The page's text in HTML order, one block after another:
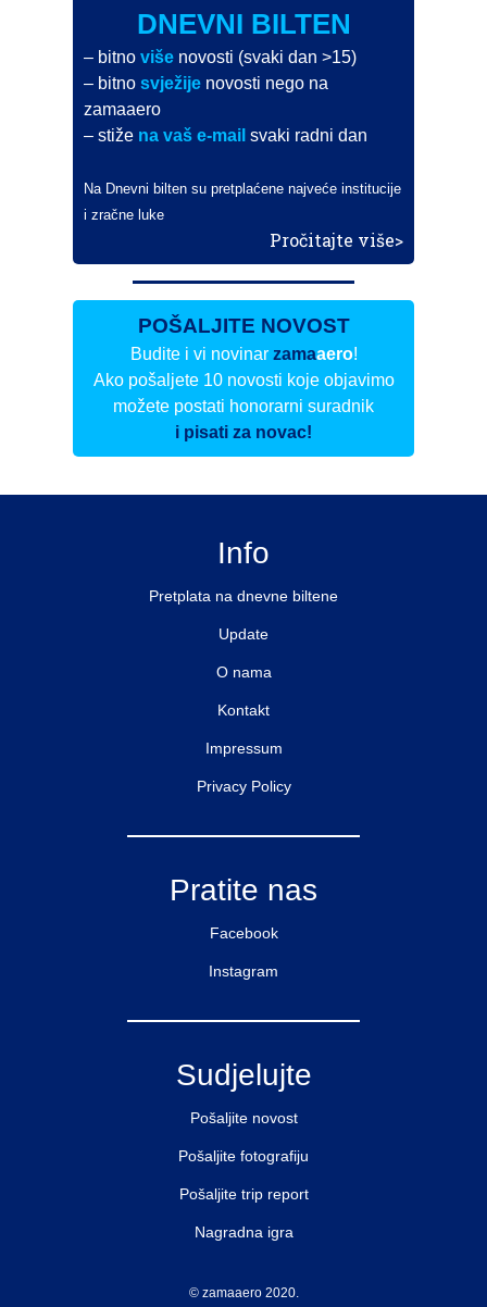
DNEVNI BILTEN
– bitnoviše novosti (svaki dan >15)
– bitnosvježije novosti nego na
zamaaero
– stiže na vaš e-mail svaki radni dan
Na Dnevni bilten su pretplaćene najveće institucije
i zračne luke
Pročitajte više>
POŠALJITE NOVOST
Budite i vi novinar zamaaero!
Ako pošaljete 10 novosti koje objavimo
možete postati honorarni suradnik
i pisati za novac!
Info
Pretplata na dnevne biltene
Update
O nama
Kontakt
Impressum
Privacy Policy
Pratite nas
Facebook
Instagram
Sudjelujte
Pošaljite novost
Pošaljite fotografiju
Pošaljite trip report
Nagradna igra
© zamaaero 2020.